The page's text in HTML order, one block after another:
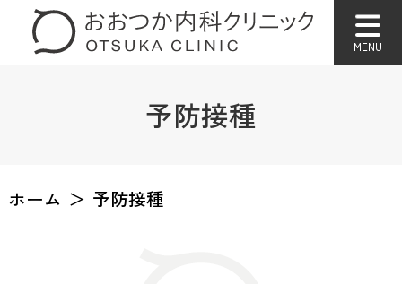
予防接種
ホーム 予防接種